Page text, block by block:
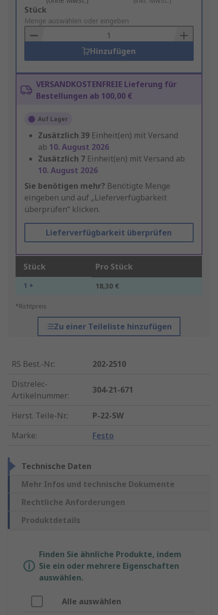
Add
to
Basket
Stück
Menge auswählen oder eingeben
Hinzufügen
VERSANDKOSTENFREIE Lieferung für
Bestellungen ab 100,00 €
Auf Lager
Zusätzlich 39 Einheit(en) mit Versand
ab 10. August 2026
Zusätzlich 7 Einheit(en) mit Versand ab
10. August 2026
Sie benötigen mehr? Benötigte Menge
eingeben und auf „Lieferverfügbarkeit
überprüfen“ klicken.
Lieferverfügbarkeit überprüfen
Stück Pro Stück
1 + 18,30 €
*Richtpreis
Zu einer Teileliste hinzufügen
RS Best.-Nr.:
202-2510
Distrelec-
Artikelnummer:
304-21-671
Herst. Teile-Nr.:
P-22-SW
Marke: Festo
Technische Daten
Mehr Infos und technische Dokumente
Rechtliche Anforderungen
Produktdetails
Finden Sie ähnliche Produkte, indem
Sie ein oder mehrere Eigenschaften
auswählen.
Alle auswählen